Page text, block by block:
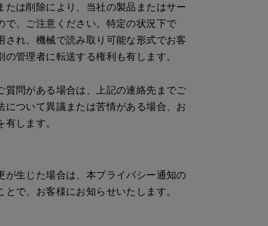
は削除により、当社の製品またはサー
で、ご注意ください。特定の状況下で
れ、機械で読み取り可能な形式でお客
管理者に転送する権利も有します。
問がある場合は、上記の連絡先までご
ついて異議または苦情がある場合、お
します。
生じた場合は、本プライバシー通知の
で、お客様にお知らせいたします。